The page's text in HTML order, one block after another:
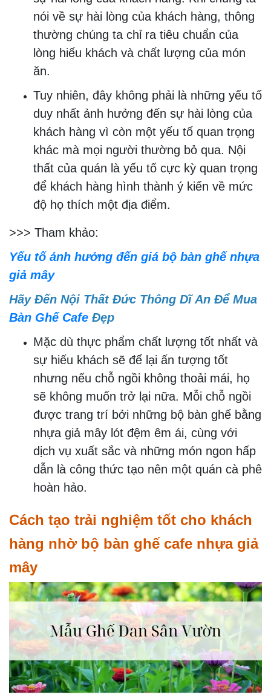
nói về sự hài lòng của khách hàng, thông
thường chúng ta chỉ ra tiêu chuẩn của
lòng hiếu khách và chất lượng của món
ăn.
Tuy nhiên, đây không phải là những yếu tố
duy nhất ảnh hưởng đến sự hài lòng của
khách hàng vì còn một yếu tố quan trọng
khác mà mọi người thường bỏ qua. Nội
thất của quán là yếu tố cực kỳ quan trọng
để khách hàng hình thành ý kiến ​​về mức
độ họ thích một địa điểm.
>>> Tham khảo:
Yếu tố ảnh hưởng đến giá bộ bàn ghế nhựa
giả mây
Hãy Đến Nội Thất Đức Thông Dĩ An Để Mua
Bàn Ghế Cafe Đẹp
Mặc dù thực phẩm chất lượng tốt nhất và
sự hiếu khách sẽ để lại ấn tượng tốt
nhưng nếu chỗ ngồi không thoải mái, họ
sẽ không muốn trở lại nữa. Mỗi chỗ ngồi
được trang trí bởi những bộ bàn ghế bằng
nhựa giả mây lót đệm êm ái, cùng với
dịch vụ xuất sắc và những món ngon hấp
dẫn là công thức tạo nên một quán cà phê
hoàn hảo.
Cách tạo trải nghiệm tốt cho khách
hàng nhờ bộ bàn ghế cafe nhựa giả
mây